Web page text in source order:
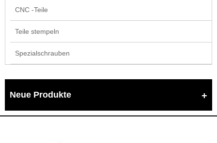
CNC -Teile
Teile stempeln
Spezialschrauben
Neue Produkte